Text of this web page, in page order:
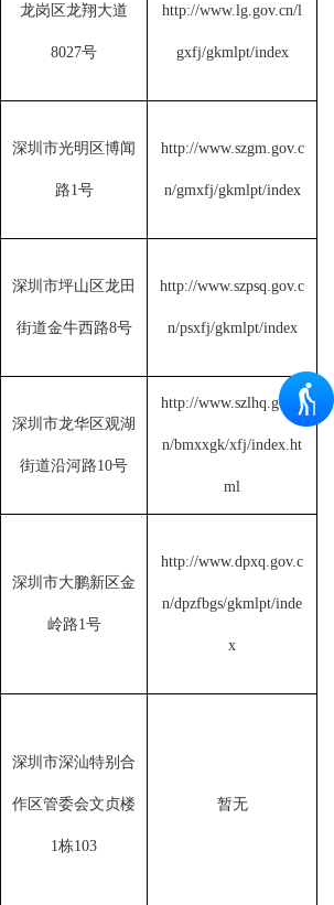
龙岗区龙翔大道
8027号
http://www.lg.gov.cn/l
gxfj/gkmlpt/index
深圳市光明区博闻
路1号
http://www.szgm.gov.c
n/gmxfj/gkmlpt/index
深圳市坪山区龙田
街道金牛西路8号
http://www.szpsq.gov.c
n/psxfj/gkmlpt/index
深圳市龙华区观湖
街道沿河路10号
http://www.szlhq.gov.c
n/bmxxgk/xfj/index.ht
ml
深圳市大鹏新区金
岭路1号
http://www.dpxq.gov.c
n/dpzfbgs/gkmlpt/inde
x
深圳市深汕特别合
作区管委会文贞楼
1栋103
暂无